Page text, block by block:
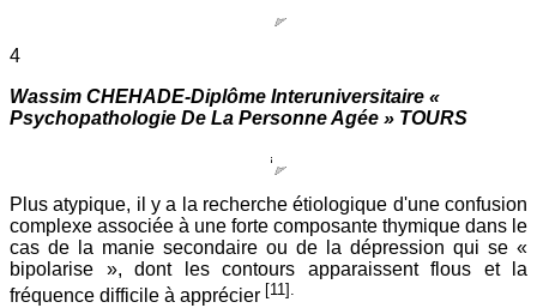
4
Wassim CHEHADE-Diplôme Interuniversitaire «
Psychopathologie De La Personne Agée » TOURS
Plus atypique, il y a la recherche étiologique d'une confusion
complexe associée à une forte composante thymique dans le
cas de la manie secondaire ou de la dépression qui se «
bipolarise », dont les contours apparaissent flous et la
fréquence difficile à apprécier [11].